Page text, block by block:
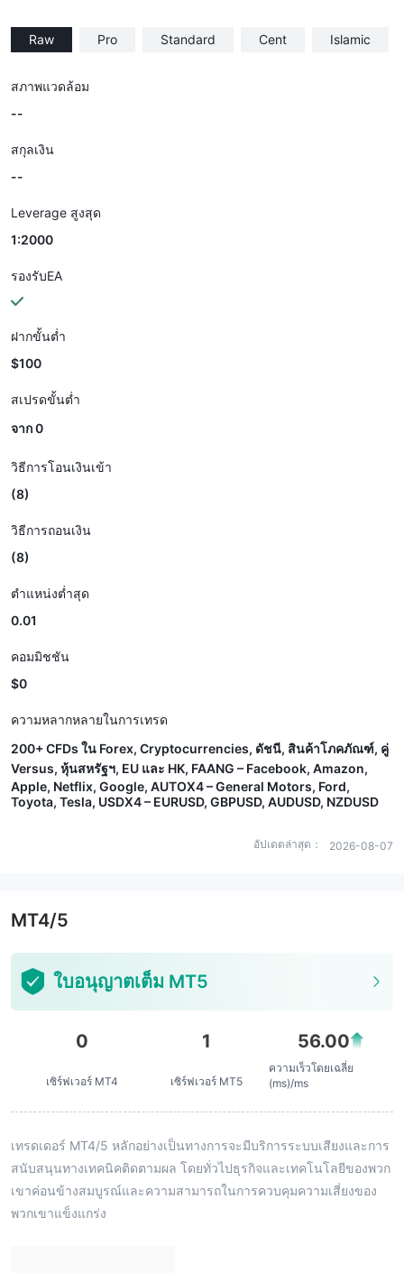
Raw Pro Standard Cent Islamic
สภาพแวดล้อม
--
สกุลเงิน
--
Leverage สูงสุด
1:2000
รองรับEA
ฝากขั้นต่ำ
$100
สเปรดขั้นต่ำ
จาก 0
วิธีการโอนเงินเข้า
(8)
วิธีการถอนเงิน
(8)
ตำแหน่งต่ำสุด
0.01
คอมมิชชัน
$0
ความหลากหลายในการเทรด
200+ CFDs ใน Forex, Cryptocurrencies, ดัชนี, สินค้าโภคภัณฑ์, คู่
Versus, หุ้นสหรัฐฯ, EU และ HK, FAANG – Facebook, Amazon,
Apple, Netflix, Google, AUTOX4 – General Motors, Ford,
Toyota, Tesla, USDX4 – EURUSD, GBPUSD, AUDUSD, NZDUSD
อัปเดตล่าสุด： 2026-08-07
MT4/5
ใบอนุญาตเต็ม MT5
0
เซิร์ฟเวอร์ MT4
1
เซิร์ฟเวอร์ MT5
56.00
ความเร็วโดยเฉลี่ย
(ms)/ms
เทรดเดอร์ MT4/5 หลักอย่างเป็นทางการจะมีบริการระบบเสียงและการ
สนับสนุนทางเทคนิคติดตามผล โดยทั่วไปธุรกิจและเทคโนโลยีของพวก
เขาค่อนข้างสมบูรณ์และความสามารถในการควบคุมความเสี่ยงของ
พวกเขาแข็งแกร่ง